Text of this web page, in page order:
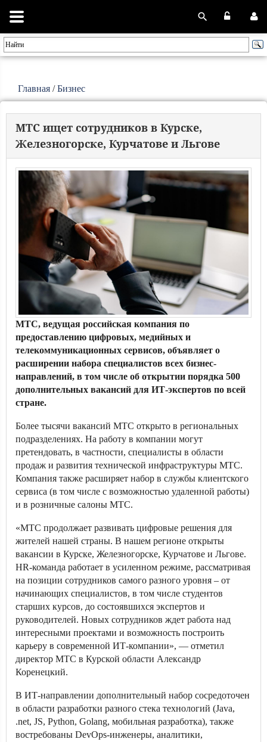
Главная /Бизнес
МТС ищет сотрудников в Курске,
Железногорске, Курчатове и Льгове
МТС, ведущая российская компания по
предоставлению цифровых, медийных и
телекоммуникационных сервисов, объявляет о
расширении набора специалистов всех бизнес-
направлений, в том числе об открытии порядка 500
дополнительных вакансий для ИТ-экспертов по всей
стране.
Более тысячи вакансий МТС открыто в региональных
подразделениях. На работу в компании могут
претендовать, в частности, специалисты в области
продаж и развития технической инфраструктуры МТС.
Компания также расширяет набор в службы клиентского
сервиса (в том числе с возможностью удаленной работы)
и в розничные салоны МТС.
«МТС продолжает развивать цифровые решения для
жителей нашей страны. В нашем регионе открыты
вакансии в Курске, Железногорске, Курчатове и Льгове.
HR-команда работает в усиленном режиме, рассматривая
на позиции сотрудников самого разного уровня – от
начинающих специалистов, в том числе студентов
старших курсов, до состоявшихся экспертов и
руководителей. Новых сотрудников ждет работа над
интересными проектами и возможность построить
карьеру в современной ИТ-компании», — отметил
директор МТС в Курской области Александр
Коренецкий.
В ИТ-направлении дополнительный набор сосредоточен
в области разработки разного стека технологий (Java,
.net, JS, Python, Golang, мобильная разработка), также
востребованы DevOps-инженеры, аналитики,